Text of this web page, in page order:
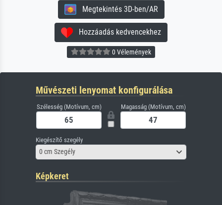
Megtekintés 3D-ben/AR
Hozzáadás kedvencekhez
0 Vélemények
Művészeti lenyomat konfigurálása
Szélesség (Motívum, cm) Magasság (Motívum, cm)
Kiegészítő szegély
0 cm Szegély
Képkeret